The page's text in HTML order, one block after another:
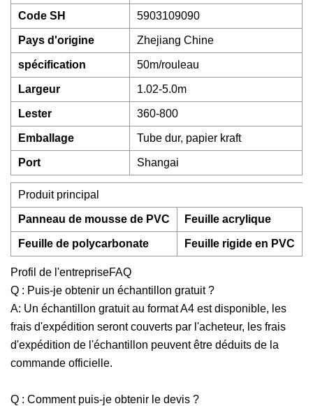
Code SH 5903109090
Pays d'origine Zhejiang Chine
spécification 50m/rouleau
Largeur 1.02-5.0m
Lester 360-800
Emballage Tube dur, papier kraft
Port Shangai
Produit principal
Panneau de mousse de PVC Feuille acrylique
Feuille de polycarbonate Feuille rigide en PVC
Profil de l'entrepriseFAQ
Q : Puis-je obtenir un échantillon gratuit ?
A: Un échantillon gratuit au format A4 est disponible, les
frais d'expédition seront couverts par l'acheteur, les frais
d'expédition de l'échantillon peuvent être déduits de la
commande officielle.
Q : Comment puis-je obtenir le devis ?